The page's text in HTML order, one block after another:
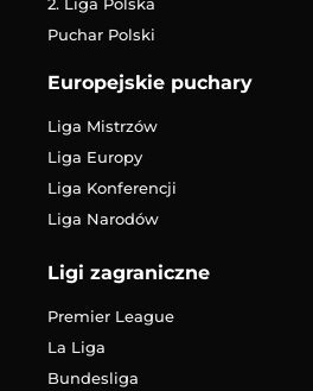
Puchar Polski
Europejskie puchary
Liga Mistrzów
Liga Europy
Liga Konferencji
Liga Narodów
Ligi zagraniczne
Premier League
La Liga
Bundesliga